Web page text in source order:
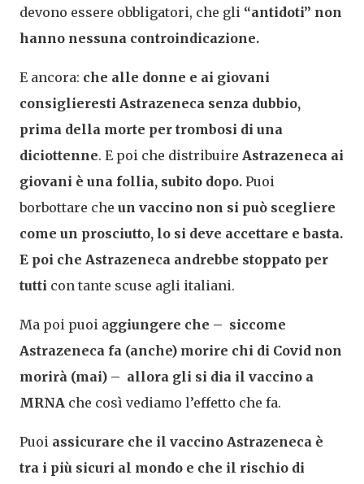
devono essere obbligatori, che gli “antidoti” non
hanno nessuna controindicazione.
E ancora: che alle donne e ai giovani
consiglieresti Astrazeneca senza dubbio,
prima della morte per trombosi di una
diciottenne. E poi che distribuire Astrazeneca ai
giovani è una follia, subito dopo. Puoi
borbottare che un vaccino non si può scegliere
come un prosciutto, lo si deve accettare e basta.
E poi che Astrazeneca andrebbe stoppato per
tutti con tante scuse agli italiani.
Ma poi puoi aggiungere che – siccome
Astrazeneca fa (anche) morire chi di Covid non
morirà (mai) – allora gli si dia il vaccino a
MRNA che così vediamo l’effetto che fa.
Puoi assicurare che il vaccino Astrazeneca è
tra i più sicuri al mondo e che il rischio di